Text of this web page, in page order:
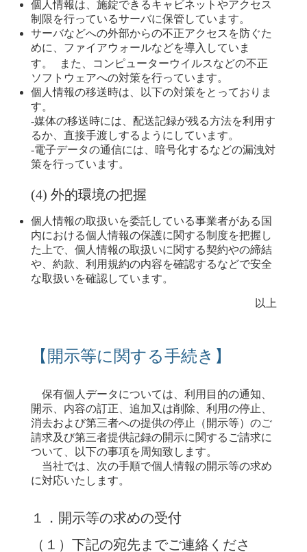
個人情報は、施錠できるキャビネットやアクセス
制限を行っているサーバに保管しています。
サーバなどへの外部からの不正アクセスを防ぐた
めに、ファイアウォールなどを導入していま
す。 また、コンピューターウイルスなどの不正
ソフトウェアへの対策を行っています。
個人情報の移送時は、以下の対策をとっておりま
す。
‐媒体の移送時には、配送記録が残る方法を利用す
るか、直接手渡しするようにしています。
‐電子データの通信には、暗号化するなどの漏洩対
策を行っています。
(4) 外的環境の把握
個人情報の取扱いを委託している事業者がある国
内における個人情報の保護に関する制度を把握し
た上で、個人情報の取扱いに関する契約やの締結
や、約款、利用規約の内容を確認するなどで安全
な取扱いを確認しています。
以上
【開示等に関する手続き】
保有個人データについては、利用目的の通知、
開示、内容の訂正、追加又は削除、利用の停止、
消去および第三者への提供の停止（開示等）のご
請求及び第三者提供記録の開示に関するご請求に
ついて、以下の事項を周知致します。
当社では、次の手順で個人情報の開示等の求め
に対応いたします。
１．開示等の求めの受付
（１）下記の宛先までご連絡くださ